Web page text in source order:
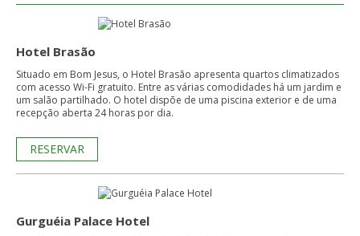
Hotel Brasão
Situado em Bom Jesus, o Hotel Brasão apresenta quartos climatizados
com acesso Wi-Fi gratuito. Entre as várias comodidades há um jardim e
um salão partilhado. O hotel dispõe de uma piscina exterior e de uma
recepção aberta 24 horas por dia.
RESERVAR
Gurguéia Palace Hotel